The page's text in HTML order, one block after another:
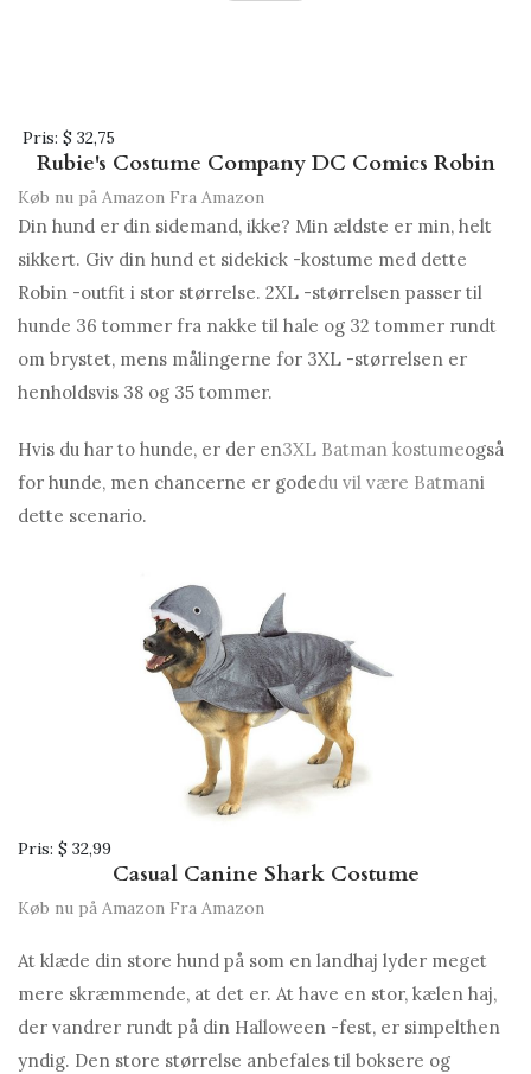
Pris: $ 32,75
Rubie's Costume Company DC Comics Robin
Køb nu på Amazon Fra Amazon
Din hund er din sidemand, ikke? Min ældste er min, helt
sikkert. Giv din hund et sidekick -kostume med dette
Robin -outfit i stor størrelse. 2XL -størrelsen passer til
hunde 36 tommer fra nakke til hale og 32 tommer rundt
om brystet, mens målingerne for 3XL -størrelsen er
henholdsvis 38 og 35 tommer.
Hvis du har to hunde, er der en3XL Batman kostumeogså
for hunde, men chancerne er godedu vil være Batmani
dette scenario.
Pris: $ 32,99
Casual Canine Shark Costume
Køb nu på Amazon Fra Amazon
At klæde din store hund på som en landhaj lyder meget
mere skræmmende, at det er. At have en stor, kælen haj,
der vandrer rundt på din Halloween -fest, er simpelthen
yndig. Den store størrelse anbefales til boksere og